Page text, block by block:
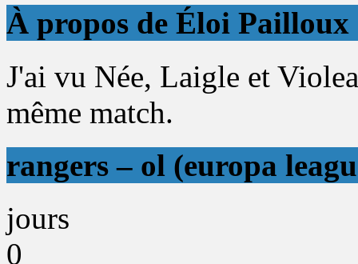
À propos de Éloi Pailloux
J'ai vu Née, Laigle et
même match.
rangers – ol (europa
jours
0